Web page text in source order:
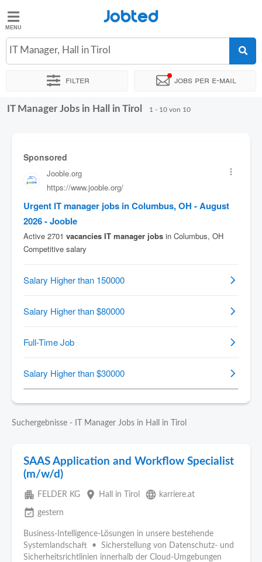
Jobted
Jobs
Jobted
IT Manager, Hall in Tirol
Filter Jobs per e-mail
Sortieren nach Genauer Standort Unternehmen
IT Manager Jobs in Hall in Tirol 1 - 10 von 10
Suchergebnisse - IT Manager Jobs in Hall in Tirol
SAAS Application and Workflow Specialist
(m/w/d)
apartment FELDER KG place Hall in Tirol language karriere.at
event_available gestern
Business-Intelligence-Lösungen in unsere bestehende
Systemlandschaft • Sicherstellung von Datenschutz- und
Sicherheitsrichtlinien innerhalb der Cloud-Umgebungen